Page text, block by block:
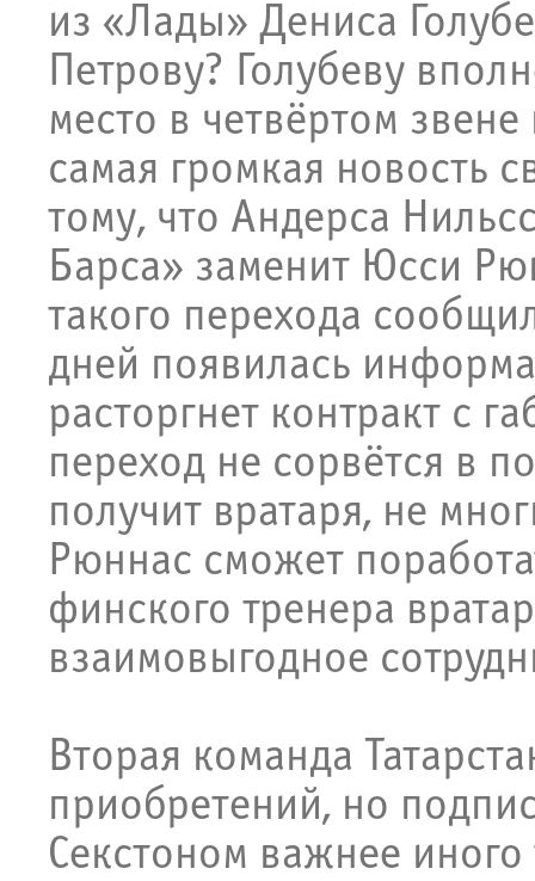
из «Лады» Дениса
Петрову? Голубеву
место в четвёртом
самая громкая новость
тому, что Андерса
Барса» заменит Юсси
такого перехода
дней появилась
расторгнет контракт с
переход не сорвётся в
получит вратаря, не
Рюннас сможет
финского тренера
взаимовыгодное
Вторая команда
приобретений, но
Секстоном важнее